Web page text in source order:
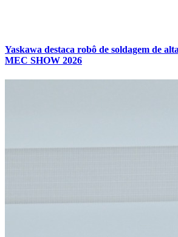
Yaskawa destaca robô de soldagem de
MEC SHOW 2026